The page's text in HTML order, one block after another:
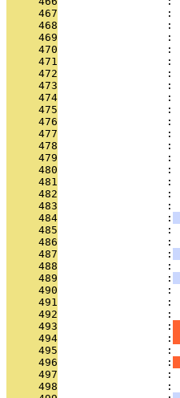
     467
:
     468
:
     469
:
     470
:
     471
:
     472
:
     473
:
     474
:
     475
:
     476
:
     477
:
     478
:
     479
:
     480
:
     481
:
     482
:
     483
:
     484
                 :
     485
:
     486
:
     487
                 :
     488
:
     489
                 :
     490
:
     491
:
     492
:
     493
                 :
     494
                 :
     495
:
     496
                 :
     497
:
     498
: